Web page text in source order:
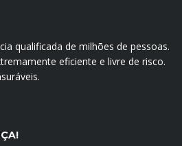
qualificada de milhões de pessoas.
eficiente e livre de risco.